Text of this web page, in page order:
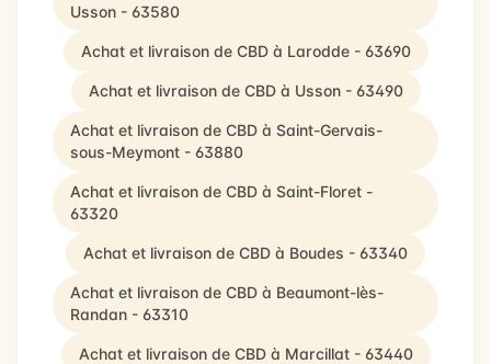
Usson - 63580
Achat et livraison de CBD à Larodde - 63690
Achat et livraison de CBD à Usson - 63490
Achat et livraison de CBD à Saint-Gervais-
sous-Meymont - 63880
Achat et livraison de CBD à Saint-Floret -
63320
Achat et livraison de CBD à Boudes - 63340
Achat et livraison de CBD à Beaumont-lès-
Randan - 63310
Achat et livraison de CBD à Marcillat - 63440